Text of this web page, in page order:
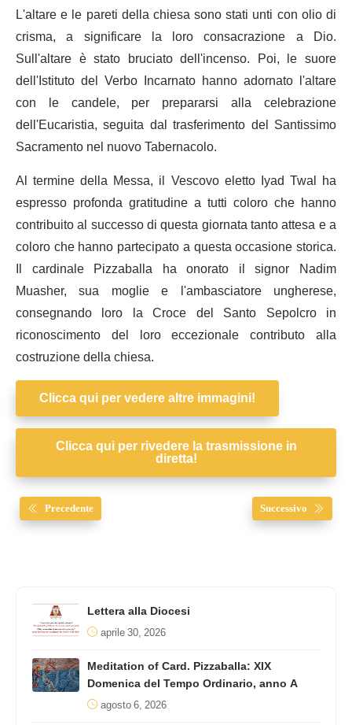
L'altare e le pareti della chiesa sono stati unti con olio di
crisma, a significare la loro consacrazione a Dio.
Sull'altare è stato bruciato dell'incenso. Poi, le suore
dell'Istituto del Verbo Incarnato hanno adornato l'altare
con le candele, per prepararsi alla celebrazione
dell'Eucaristia, seguita dal trasferimento del Santissimo
Sacramento nel nuovo Tabernacolo.
Al termine della Messa, il Vescovo eletto Iyad Twal ha
espresso profonda gratitudine a tutti coloro che hanno
contribuito al successo di questa giornata tanto attesa e a
coloro che hanno partecipato a questa occasione storica.
Il cardinale Pizzaballa ha onorato il signor Nadim
Muasher, sua moglie e l'ambasciatore ungherese,
consegnando loro la Croce del Santo Sepolcro in
riconoscimento del loro eccezionale contributo alla
costruzione della chiesa.
Clicca qui per vedere altre immagini!
Clicca qui per rivedere la trasmissione in
diretta!
Precedente Successivo
Lettera alla Diocesi
aprile 30, 2026
Meditation of Card. Pizzaballa: XIX
Domenica del Tempo Ordinario, anno A
agosto 6, 2026